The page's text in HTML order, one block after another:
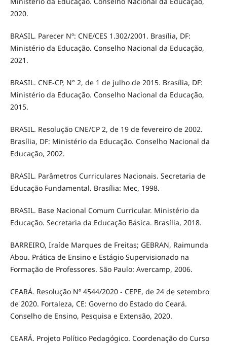
2020.
BRASIL. Parecer Nº: CNE/CES 1.302/2001. Brasília, DF:
Ministério da Educação. Conselho Nacional da Educação,
2021.
BRASIL. CNE-CP, N° 2, de 1 de julho de 2015. Brasília, DF:
Ministério da Educação. Conselho Nacional da Educação,
2015.
BRASIL. Resolução CNE/CP 2, de 19 de fevereiro de 2002.
Brasília, DF: Ministério da Educação. Conselho Nacional da
Educação, 2002.
BRASIL. Parâmetros Curriculares Nacionais. Secretaria de
Educação Fundamental. Brasília: Mec, 1998.
BRASIL. Base Nacional Comum Curricular. Ministério da
Educação. Secretaria da Educação Básica. Brasília, 2018.
BARREIRO, Iraíde Marques de Freitas; GEBRAN, Raimunda
Abou. Prática de Ensino e Estágio Supervisionado na
Formação de Professores. São Paulo: Avercamp, 2006.
CEARÁ. Resolução Nº 4544/2020 - CEPE, de 24 de setembro
de 2020. Fortaleza, CE: Governo do Estado do Ceará.
Conselho de Ensino, Pesquisa e Extensão, 2020.
CEARÁ. Projeto Político Pedagógico. Coordenação do Curso